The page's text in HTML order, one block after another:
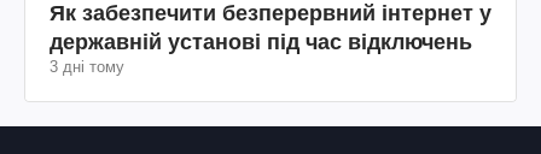
Як забезпечити безперервний інтернет у
державній установі під час відключень
3 дні тому